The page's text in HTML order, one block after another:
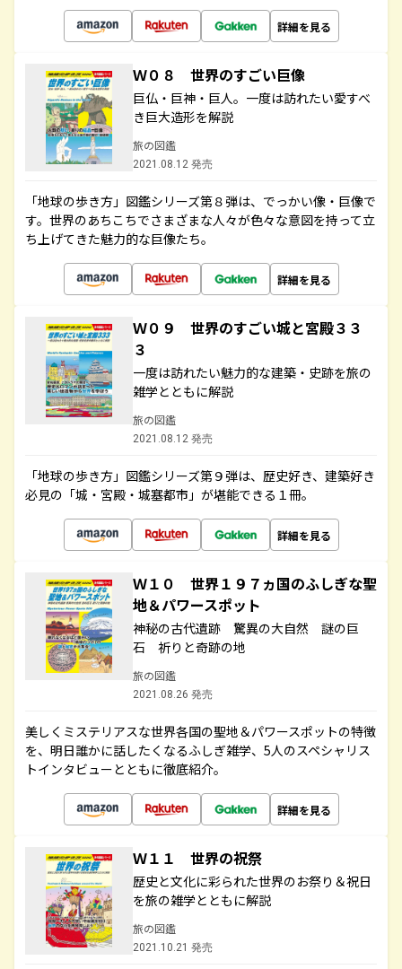
詳細を見る
Ｗ０８ 世界のすごい巨像
巨仏・巨神・巨人。一度は訪れたい愛すべ
き巨大造形を解説
旅の図鑑
2021.08.12 発売
「地球の歩き方」図鑑シリーズ第８弾は、でっかい像・巨像で
す。世界のあちこちでさまざまな人々が色々な意図を持って立
ち上げてきた魅力的な巨像たち。
詳細を見る
Ｗ０９ 世界のすごい城と宮殿３３
３
一度は訪れたい魅力的な建築・史跡を旅の
雑学とともに解説
旅の図鑑
2021.08.12 発売
「地球の歩き方」図鑑シリーズ第９弾は、歴史好き、建築好き
必見の「城・宮殿・城塞都市」が堪能できる１冊。
詳細を見る
Ｗ１０ 世界１９７ヵ国のふしぎな聖
地＆パワースポット
神秘の古代遺跡 驚異の大自然 謎の巨
石 祈りと奇跡の地
旅の図鑑
2021.08.26 発売
美しくミステリアスな世界各国の聖地＆パワースポットの特徴
を、明日誰かに話したくなるふしぎ雑学、5人のスペシャリス
トインタビューとともに徹底紹介。
詳細を見る
Ｗ１１ 世界の祝祭
歴史と文化に彩られた世界のお祭り＆祝日
を旅の雑学とともに解説
旅の図鑑
2021.10.21 発売